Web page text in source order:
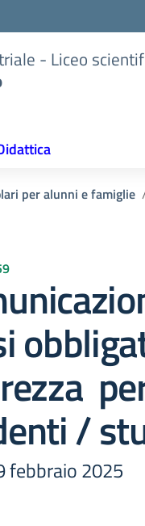
- Liceo
per alunni e famiglie
/
febbraio 2025